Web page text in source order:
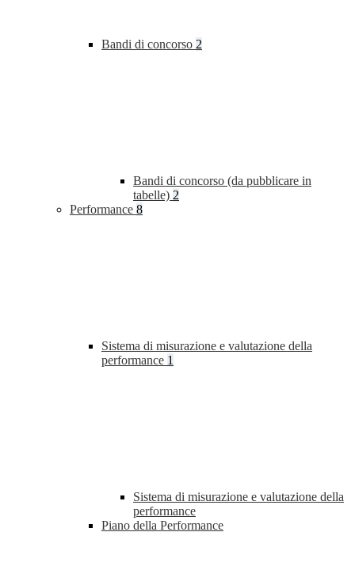
Bandi di concorso 2
Bandi di concorso (da pubblicare in
tabelle) 2
Performance 8
Sistema di misurazione e valutazione della
performance 1
Sistema di misurazione e valutazione della
performance
Piano della Performance